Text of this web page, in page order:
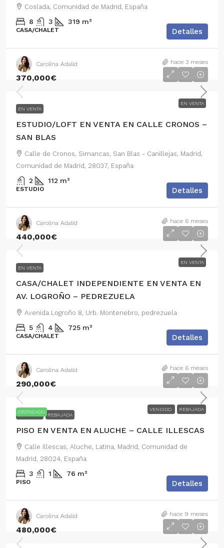
Coslada, Comunidad de Madrid, España
8 3 319 m²
CASA/CHALET Detalles
Carolina Adalid hace 3 meses
EN VENTA
370,000€
EN VENTA
ESTUDIO/LOFT EN VENTA EN CALLE CRONOS –
SAN BLAS
Calle de Cronos, Simancas, San Blas - Canillejas, Madrid,
Comunidad de Madrid, 28037, España
2 112 m²
ESTUDIO Detalles
Carolina Adalid hace 6 meses
EN VENTA
440,000€
EN VENTA
CASA/CHALET INDEPENDIENTE EN VENTA EN
AV. LOGROÑO – PEDREZUELA
Avenida Logroño 8, Urb. Montenebro, pedrezuela
5 4 725 m²
CASA/CHALET Detalles
Carolina Adalid hace 6 meses
DESTACADO VENDIDO REBAJADA
290,000€
VENDIDO REBAJADA
PISO EN VENTA EN ALUCHE – CALLE ILLESCAS
Calle Illescas, Aluche, Latina, Madrid, Comunidad de
Madrid, 28024, España
3 1 76 m²
PISO Detalles
Carolina Adalid hace 9 meses
480,000€